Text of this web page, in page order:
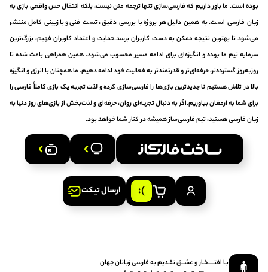
بوده است. ما باور داریم که فارسی‌سازی تنها ترجمه متن نیست، بلکه انتقال حس واقعی بازی به
زبان فارسی است. به همین دلیل هر پروژه با بررسی دقیق، تست فنی و بازبینی کامل منتشر
می‌شود تا بهترین نتیجه ممکن به دست کاربران برسد.حمایت و اعتماد کاربران فهیم، بزرگ‌ترین
سرمایه تیم ما بوده و انگیزه‌ای برای ادامه مسیر محسوب می‌شود. همین همراهی باعث شده تا
روزبه‌روز گسترده‌تر، حرفه‌ای‌تر و قدرتمندتر به فعالیت خود ادامه دهیم. ما همچنان با انرژی و انگیزه
بالا در تلاش هستیم تا جدیدترین بازی‌ها را فارسی‌سازی کرده و لذت تجربه یک بازی کاملاً فارسی را
برای شما به ارمغان بیاوریم.اگر به دنبال تجربه‌ای روان، حرفه‌ای و لذت‌بخش از بازی‌های روز دنیا به
زبان فارسی هستید، تیم فارسی‌ساز همیشه در کنار شما خواهد بود.
ارسال تیکت
بـا افتـــــخـار و عشــق‌ تقـدیم‌ به‌ فارسی‌ زبانان‌ جهان